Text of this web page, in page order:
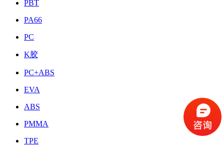
PBT
PA66
PC
K胶
PC+ABS
EVA
ABS
PMMA
TPE